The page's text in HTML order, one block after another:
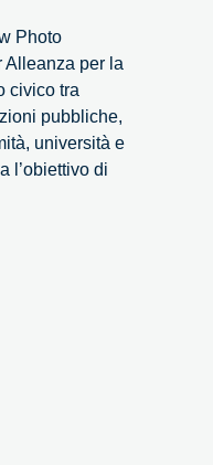
Photo
Alleanza per la
civico tra
pubbliche,
università e
l’obiettivo di